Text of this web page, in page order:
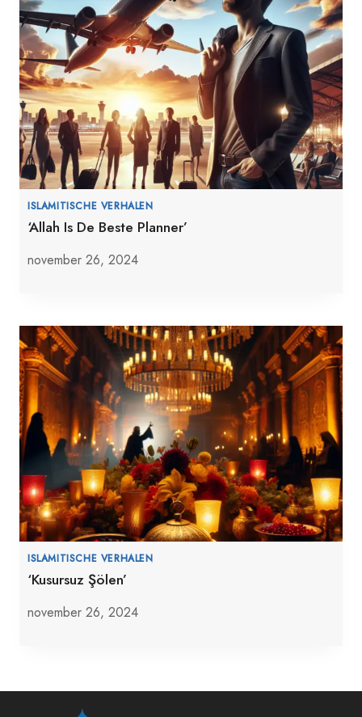
ISLAMITISCHE VERHALEN
‘Allah Is De Beste Planner’
november 26, 2024
ISLAMITISCHE VERHALEN
‘Kusursuz Şölen’
november 26, 2024